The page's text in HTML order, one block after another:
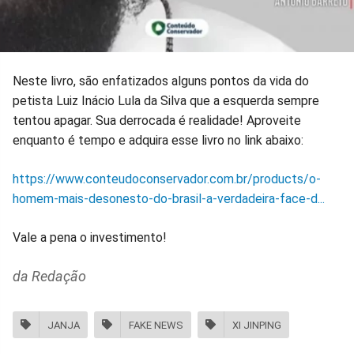
Neste livro, são enfatizados alguns pontos da vida do
petista Luiz Inácio Lula da Silva que a esquerda sempre
tentou apagar. Sua derrocada é realidade! Aproveite
enquanto é tempo e adquira esse livro no link abaixo:
https://www.conteudoconservador.com.br/products/o-
homem-mais-desonesto-do-brasil-a-verdadeira-face-d...
Vale a pena o investimento!
da Redação
JANJA FAKE NEWS XI JINPING